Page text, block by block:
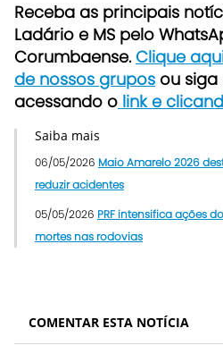
Receba as principais
Ladário e MS pelo
Corumbaense.Clique
de nossos grupos ou
acessando o link e
Saiba mais
06/05/2026 Maio Amarelo 2026
reduzir acidentes
05/05/2026 PRF intensifica ações
mortes nas rodovias
COMENTAR ESTA NOTÍCIA